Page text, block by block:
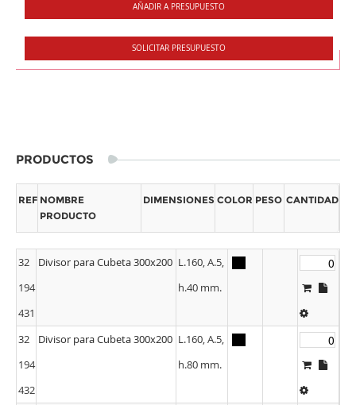
AÑADIR A PRESUPUESTO
SOLICITAR PRESUPUESTO
PRODUCTOS
REF NOMBRE
PRODUCTO
DIMENSIONES COLOR PESO CANTIDAD
32
194
431
Divisor para Cubeta 300x200 L.160, A.5,
h.40 mm.
32
194
432
Divisor para Cubeta 300x200 L.160, A.5,
h.80 mm.